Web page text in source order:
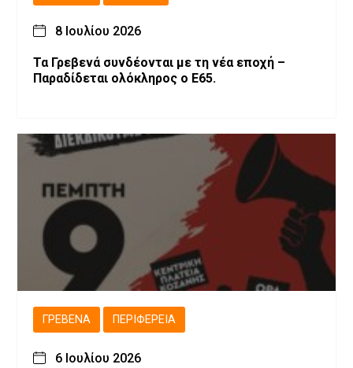
8 Ιουλίου 2026
Τα Γρεβενά συνδέονται με τη νέα εποχή –
Παραδίδεται ολόκληρος ο Ε65.
ΓΡΕΒΕΝΆ ΠΕΡΙΦΈΡΕΙΑ
6 Ιουλίου 2026